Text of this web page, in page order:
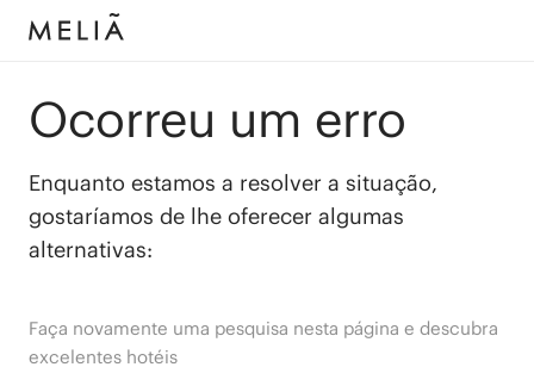
Ocorreu um erro
Enquanto estamos a resolver a situação,
gostaríamos de lhe oferecer algumas
alternativas:
Faça novamente uma pesquisa nesta página e descubra
excelentes hotéis